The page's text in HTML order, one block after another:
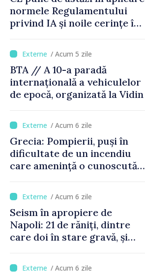
normele Regulamentului
privind IA și noile cerințe în
/ Acum 5 zile
BTA // A 10-a paradă
internațională a vehiculelor
de epocă, organizată la Vidin
/ Acum 6 zile
Grecia: Pompierii, puși în
dificultate de un incendiu
care amenință o cunoscută
/ Acum 6 zile
Seism în apropiere de
Napoli: 21 de răniți, dintre
care doi în stare gravă, și
/ Acum 6 zile